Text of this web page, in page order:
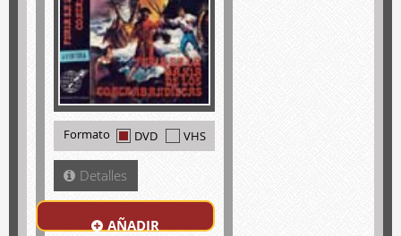
Formato DVD VHS
Detalles
AÑADIR